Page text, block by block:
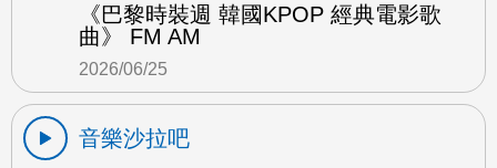
《巴黎時裝週 韓國KPOP 經典電影歌
曲》 FM AM
2026/06/25
音樂沙拉吧